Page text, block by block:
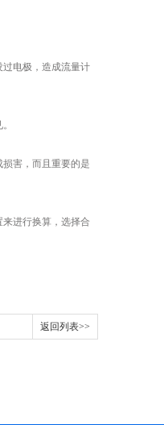
电极，造成流量计
害，而且重要的是
进行换算，选择合
返回列表>>